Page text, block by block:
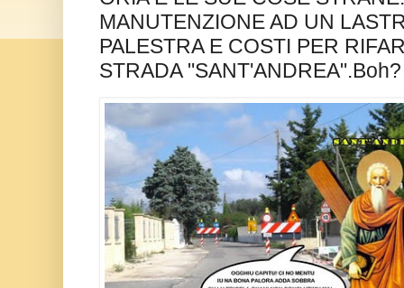
MANUTENZIONE AD UN
PALESTRA E COSTI PER
STRADA "SANT'ANDREA".Boh?